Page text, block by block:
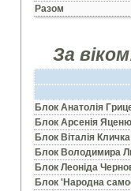
Разом
За
Блок Анатолiя
Блок Арсенiя
Блок Вiталiя Кличка
Блок Володимира
Блок Леонiда
Блок 'Народна